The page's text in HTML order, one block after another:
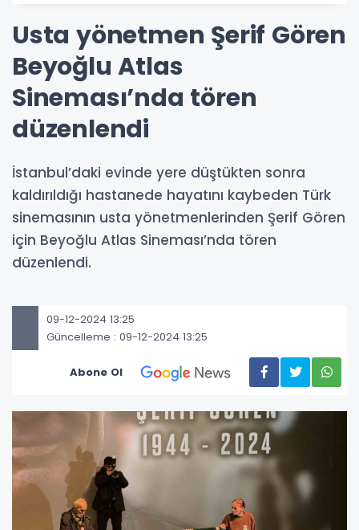
Usta yönetmen Şerif Gören
Beyoğlu Atlas
Sineması’nda tören
düzenlendi
İstanbul’daki evinde yere düştükten sonra
kaldırıldığı hastanede hayatını kaybeden Türk
sinemasının usta yönetmenlerinden Şerif Gören
için Beyoğlu Atlas Sineması’nda tören
düzenlendi.
09-12-2024 13:25
Güncelleme : 09-12-2024 13:25
Abone Ol